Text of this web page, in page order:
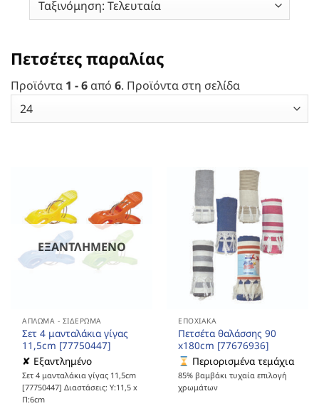
Πετσέτες παραλίας
Προϊόντα 1 - 6 από 6. Προϊόντα στη σελίδα
ΕΞΑΝΤΛΗΜΈΝΟ
ΆΠΛΩΜΑ - ΣΙΔΈΡΩΜΑ
Σετ 4 μανταλάκια γίγας
11,5cm [77750447]
✘ Εξαντλημένο
Σετ 4 μανταλάκια γίγας 11,5cm
[77750447] Διαστάσεις: Υ:11,5 x
Π:6cm
ΕΠΟΧΙΑΚΆ
Πετσέτα θαλάσσης 90
x180cm [77676936]
Περιορισμένα τεμάχια
85% βαμβάκι τυχαία επιλογή
χρωμάτων